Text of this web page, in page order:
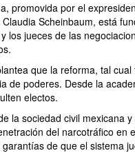
promovida por el
Scheinbaum, está
los jueces de las
que la reforma, tal
de poderes. Desde la
electos.
la sociedad civil mexicana
del narcotráfico en
de que el sistema